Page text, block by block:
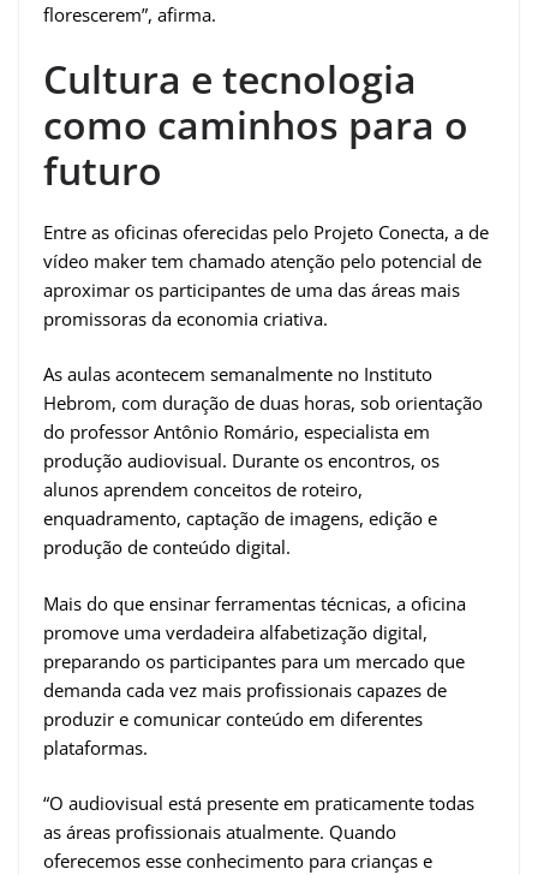
florescerem”, afirma.
Cultura e tecnologia
como caminhos para o
futuro
Entre as oficinas oferecidas pelo Projeto Conecta, a de
vídeo maker tem chamado atenção pelo potencial de
aproximar os participantes de uma das áreas mais
promissoras da economia criativa.
As aulas acontecem semanalmente no Instituto
Hebrom, com duração de duas horas, sob orientação
do professor Antônio Romário, especialista em
produção audiovisual. Durante os encontros, os
alunos aprendem conceitos de roteiro,
enquadramento, captação de imagens, edição e
produção de conteúdo digital.
Mais do que ensinar ferramentas técnicas, a oficina
promove uma verdadeira alfabetização digital,
preparando os participantes para um mercado que
demanda cada vez mais profissionais capazes de
produzir e comunicar conteúdo em diferentes
plataformas.
“O audiovisual está presente em praticamente todas
as áreas profissionais atualmente. Quando
oferecemos esse conhecimento para crianças e